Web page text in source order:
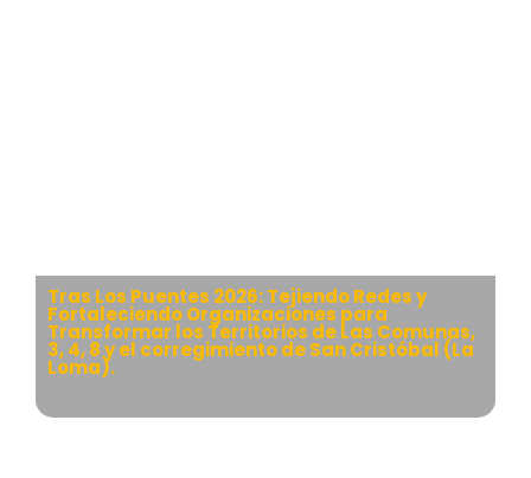
Tras Los Puentes 2026: Tejiendo Redes y
Fortaleciendo Organizaciones para
Transformar los Territorios de Las Comunas,
3, 4, 8 y el corregimiento de San Cristóbal (La
Loma).